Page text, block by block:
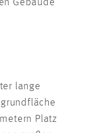
Gebäude
lange
Platz